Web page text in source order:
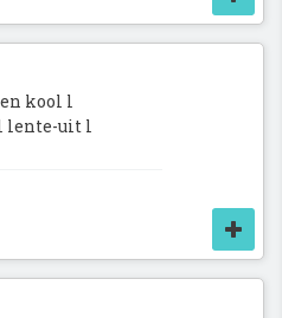
kool l
lente-uit l